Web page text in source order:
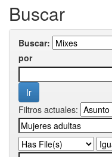
Buscar
Buscar:
por
Filtros actuales: